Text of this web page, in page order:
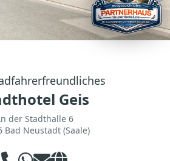
Geis
der Stadthalle 6
Bad Neustadt (Saale)